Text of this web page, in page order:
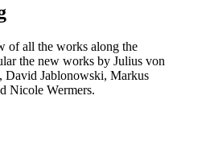
of all the works along the
the new works by Julius von
David Jablonowski, Markus
Nicole Wermers.